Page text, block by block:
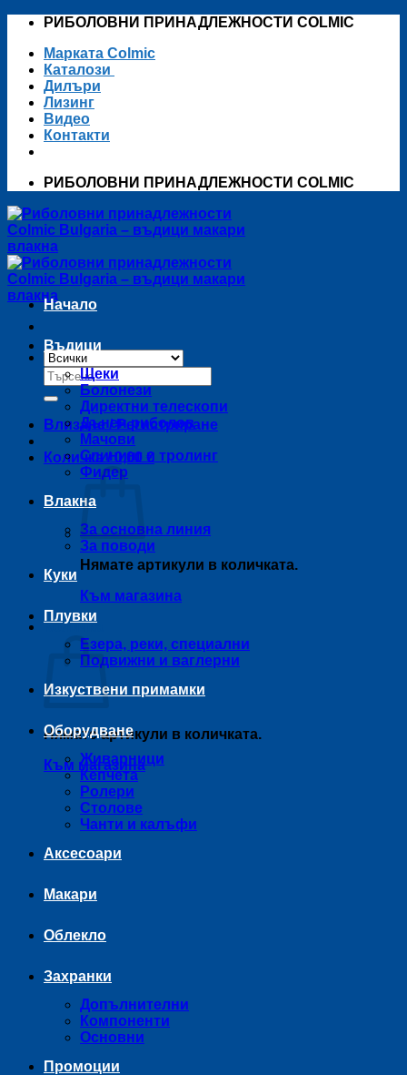
Skip
content
РИБОЛОВНИ ПРИНАДЛЕЖНОСТИ COLMIC
Марката Colmic
Каталози
Дилъри
Лизинг
Видео
Контакти
РИБОЛОВНИ ПРИНАДЛЕЖНОСТИ COLMIC
Търсене
за:
Влизане / Регистриране
Количка /0,00 €
Нямате артикули в количката.
Към магазина
Количка
Нямате артикули в количката.
Към магазина
Начало
Въдици
Щеки
Болонези
Директни телескопи
Дънен риболов
Мачови
Спининг и тролинг
Фидер
Влакна
За основна линия
За поводи
Куки
Плувки
Езера, реки, специални
Подвижни и ваглерни
Изкуствени примамки
Оборудване
Живарници
Кепчета
Ролери
Столове
Чанти и калъфи
Аксесоари
Макари
Облекло
Захранки
Допълнителни
Компоненти
Основни
Промоции